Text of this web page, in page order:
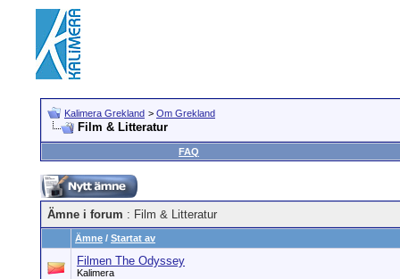
Kalimera Grekland > Om Grekland
Film & Litteratur
FAQ
Ämne i forum : Film & Litteratur
Ämne / Startat av
Filmen The Odyssey
Kalimera